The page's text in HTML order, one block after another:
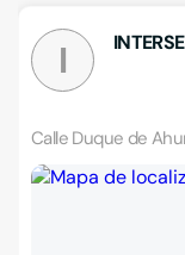
I
Calle Duque de